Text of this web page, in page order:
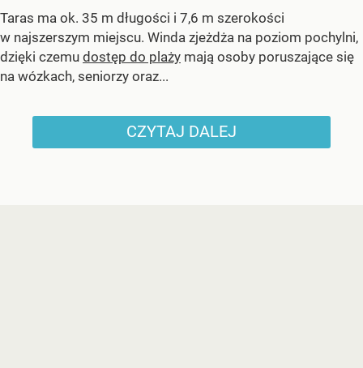
Taras ma ok. 35 m długości i 7,6 m szerokości
w najszerszym miejscu. Winda zjeżdża na poziom pochylni,
dzięki czemu dostęp do plaży mają osoby poruszające się
na wózkach, seniorzy oraz...
CZYTAJ DALEJ